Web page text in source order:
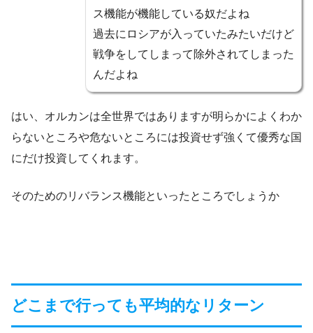
ス機能が機能している奴だよね
過去にロシアが入っていたみたいだけど
戦争をしてしまって除外されてしまった
んだよね
はい、オルカンは全世界ではありますが明らかによくわか
らないところや危ないところには投資せず強くて優秀な国
にだけ投資してくれます。
そのためのリバランス機能といったところでしょうか
どこまで行っても平均的なリターン